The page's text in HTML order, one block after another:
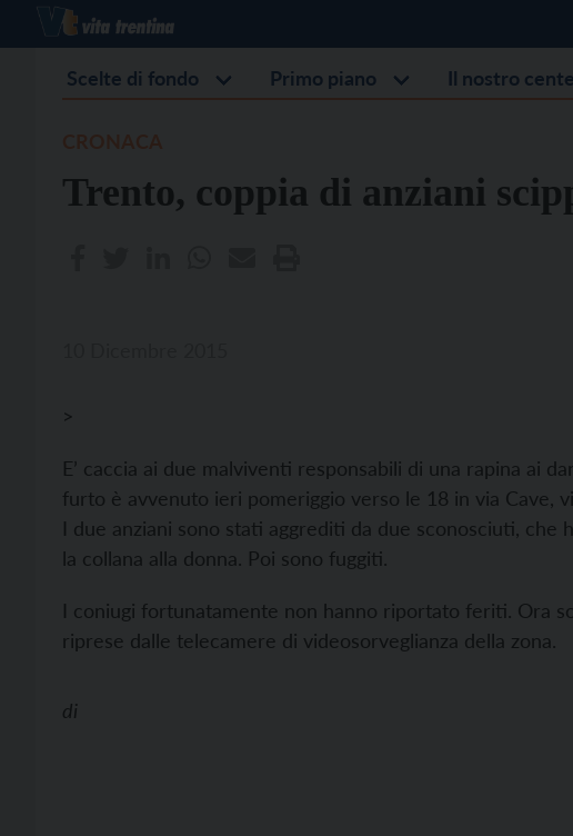
Scelte di fondo Primo piano Il nostro
Trento, coppia di anziani
>
E’ caccia ai due malviventi responsabili di una rapina ai
furto è avvenuto ieri pomeriggio verso le 18 in via Cave,
I due anziani sono stati aggrediti da due sconosciuti, che
la collana alla donna. Poi sono fuggiti.
I coniugi fortunatamente non hanno riportato feriti. Ora
riprese dalle telecamere di videosorveglianza della zona.
di